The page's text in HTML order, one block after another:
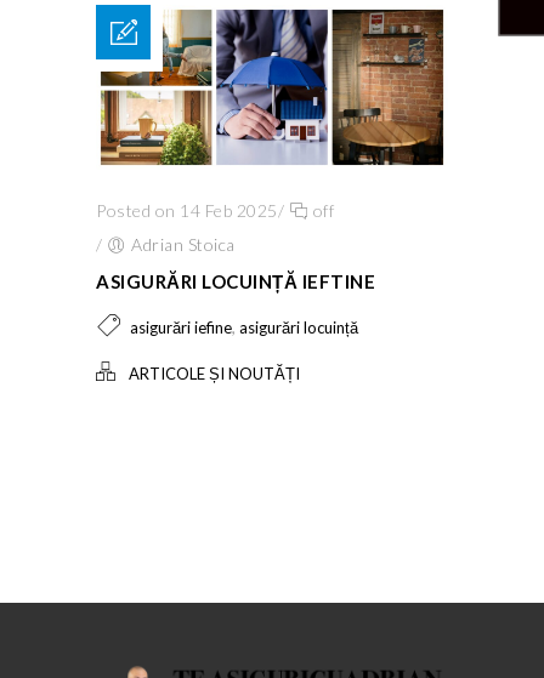
Posted on 14 Feb 2025/
off
/
Adrian Stoica
ASIGURĂRI LOCUINȚĂ IEFTINE
asigurări iefine, asigurări locuință
ARTICOLE ȘI NOUTĂȚI